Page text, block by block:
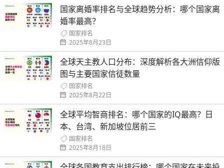
国家离婚率排名与全球趋势分析：哪个国家离
婚率最高？
国家排名
2025年8月23日
全球天主教人口分布：深度解析各大洲信仰版
图与主要国家信徒数量
国家排名
2025年8月22日
全球平均智商排名：哪个国家的IQ最高？日
本、台湾、新加坡位居前三
国家排名
2025年8月18日